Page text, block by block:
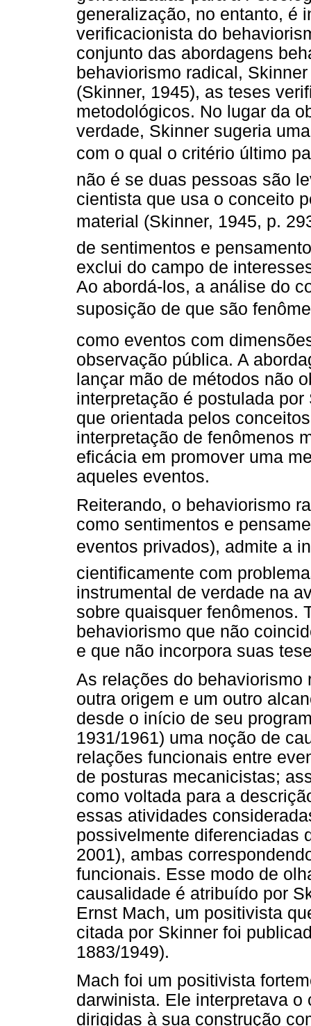
generalização, no entanto, é
verificacionista do
conjunto das abordagens
behaviorismo radical,
(Skinner, 1945), as teses
metodológicos. No lugar da
verdade, Skinner sugeria
com o qual o critério último
não é se duas pessoas são
cientista que usa o conceito
material (Skinner, 1945, p.
de sentimentos e
exclui do campo de
Ao abordá-los, a análise do
suposição de que são
como eventos com
observação pública. A
lançar mão de métodos não
interpretação é postulada
que orientada pelos
interpretação de fenômenos
eficácia em promover uma
aqueles eventos.
Reiterando, o behaviorismo
como sentimentos e
eventos privados), admite
cientificamente com
instrumental de verdade na
sobre quaisquer fenômenos.
behaviorismo que não
e que não incorpora suas
As relações do
outra origem e um outro
desde o início de seu
1931/1961) uma noção de
relações funcionais entre
de posturas mecanicistas;
como voltada para a
essas atividades
possivelmente diferenciadas
2001), ambas
funcionais. Esse modo de
causalidade é atribuído por
Ernst Mach, um positivista
citada por Skinner foi
1883/1949).
Mach foi um positivista
darwinista. Ele interpretava
dirigidas à sua construção